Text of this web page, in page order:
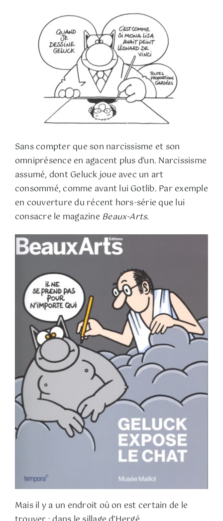
Sans compter que son narcissisme et son
omniprésence en agacent plus d’un. Narcissisme
assumé, dont Geluck joue avec un art
consommé, comme avant lui Gotlib. Par exemple
en couverture du récent hors-série que lui
consacre le magazine Beaux-Arts.
Mais il y a un endroit où on est certain de le